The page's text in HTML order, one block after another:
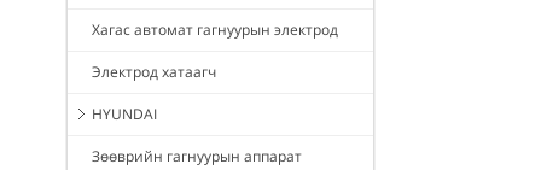
Хагас автомат гагнуурын электрод
Электрод хатаагч
HYUNDAI
Зөөврийн гагнуурын аппарат